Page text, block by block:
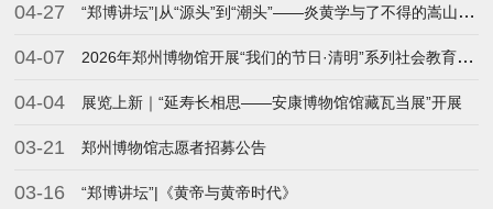
04-27 “郑博讲坛”|从“源头”到“潮头”——炎黄学与了不得的嵩山文化
04-07 2026年郑州博物馆开展“我们的节日·清明”系列社会教育活动
04-04 展览上新｜“延寿长相思——安康博物馆馆藏瓦当展”开展
03-21 郑州博物馆志愿者招募公告
03-16 “郑博讲坛”|《黄帝与黄帝时代》